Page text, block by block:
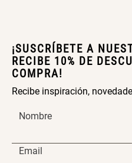
¡SUSCRÍBETE A
RECIBE 10% DE
COMPRA!
Recibe inspiración,
Nombre
Email